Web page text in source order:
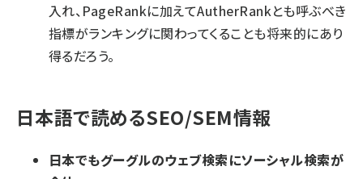
入れ、PageRankに加えてAutherRankとも呼ぶべき
指標がランキングに関わってくることも将来的にあり
得るだろう。
日本語で読めるSEO/SEM情報
日本でもグーグルのウェブ検索にソーシャル検索が